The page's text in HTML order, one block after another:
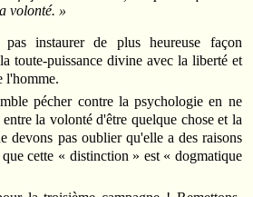
volonté. »
instaurer de plus heureuse façon
toute-puissance divine avec la liberté et
l'homme.
pécher contre la psychologie en ne
la volonté d'être quelque chose et la
devons pas oublier qu'elle a des raisons
cette « distinction » est « dogmatique